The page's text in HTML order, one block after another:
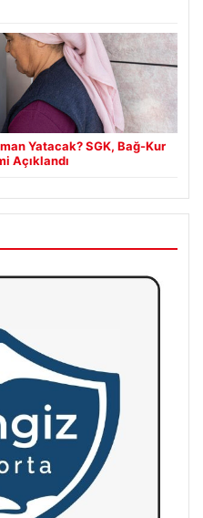
Yatacak? SGK, Bağ-Kur
Açıklandı